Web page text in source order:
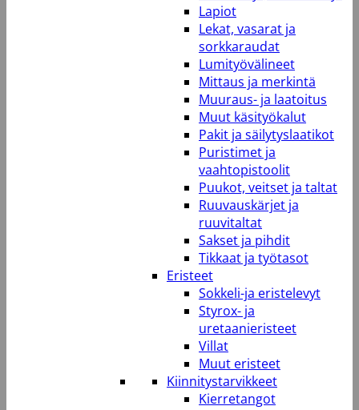
Lapiot
Lekat, vasarat ja
sorkkaraudat
Lumityövälineet
Mittaus ja merkintä
Muuraus- ja laatoitus
Muut käsityökalut
Pakit ja säilytyslaatikot
Puristimet ja
vaahtopistoolit
Puukot, veitset ja taltat
Ruuvauskärjet ja
ruuvitaltat
Sakset ja pihdit
Tikkaat ja työtasot
Eristeet
Sokkeli-ja eristelevyt
Styrox- ja
uretaanieristeet
Villat
Muut eristeet
Kiinnitystarvikkeet
Kierretangot